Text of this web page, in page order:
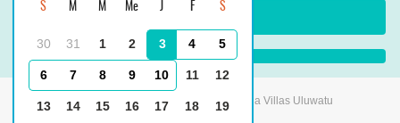
S M M Me J F S
30 31 1 2 3 4 5
6 7 8 9 10 11 12
13 14 15 16 17 18 19
...
Principale Indonésie Tanjung Benoa Alila Villas Uluwatu